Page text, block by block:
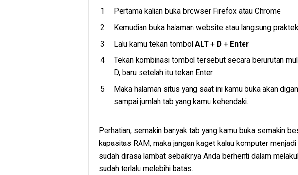
Pertama kalian buka browser Firefox atau Chrome
Kemudian buka halaman website atau langsung
Lalu kamu tekan tombolALT + D + Enter
Tekan kombinasi tombol tersebut secara berurutan
D, baru setelah itu tekan Enter
Maka halaman situs yang saat ini kamu buka akan
sampai jumlah tab yang kamu kehendaki.
Perhatian, semakin banyak tab yang kamu buka semakin
kapasitas RAM, maka jangan kaget kalau komputer menjadi
sudah dirasa lambat sebaiknya Anda berhenti dalam
sudah terlalu melebihi batas.